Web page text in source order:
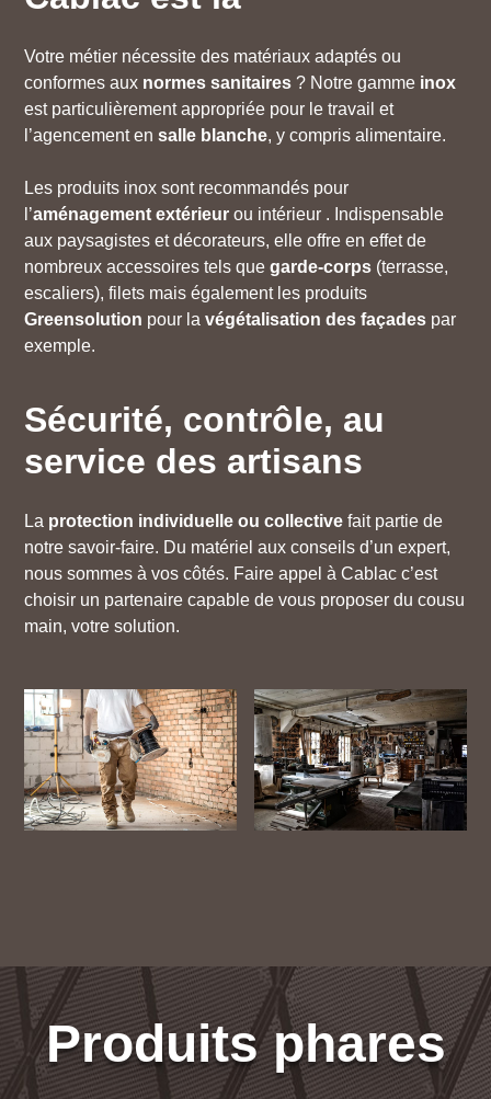
Votre métier nécessite des matériaux adaptés ou
conformes aux normes sanitaires ? Notre gamme inox
est particulièrement appropriée pour le travail et
l’agencement ensalle blanche, y compris alimentaire.
Les produits inox sont recommandés pour
l’aménagement extérieurou intérieur . Indispensable
aux paysagistes et décorateurs, elle offre en effet de
nombreux accessoires tels quegarde-corps (terrasse,
escaliers), filets mais également les produits
Greensolution pour lavégétalisation des façades par
exemple.
Sécurité, contrôle, au
service des artisans
La protection individuelle ou collective fait partie de
notre savoir-faire. Du matériel aux conseils d’un expert,
nous sommes à vos côtés. Faire appel à Cablac c’est
choisir un partenaire capable de vous proposer du cousu
main, votre solution.
Produits phares